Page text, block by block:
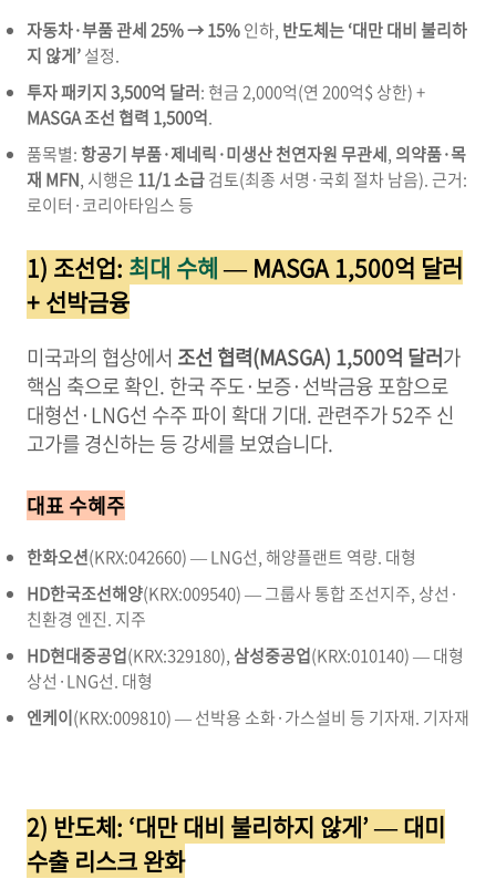
자동차·부품 관세 25% → 15%인하, 반도체는 ‘대만 대비 불리하
지 않게’설정.
투자 패키지 3,500억 달러: 현금 2,000억(연 200억$ 상한) +
MASGA 조선 협력 1,500억.
품목별: 항공기 부품·제네릭·미생산 천연자원 무관세, 의약품·목
재 MFN, 시행은 11/1 소급검토(최종 서명·국회 절차 남음).근거:
로이터·코리아타임스 등
1) 조선업: 최대 수혜— MASGA 1,500억 달러
+ 선박금융
미국과의 협상에서 조선 협력(MASGA) 1,500억 달러가
핵심 축으로 확인. 한국 주도·보증·선박금융 포함으로
대형선·LNG선 수주 파이 확대 기대. 관련주가 52주 신
고가를 경신하는 등 강세를 보였습니다.
대표 수혜주
한화오션(KRX:042660) — LNG선, 해양플랜트 역량. 대형
HD한국조선해양(KRX:009540) — 그룹사 통합 조선지주, 상선·
친환경 엔진. 지주
HD현대중공업(KRX:329180), 삼성중공업(KRX:010140) — 대형
상선·LNG선. 대형
엔케이(KRX:009810) — 선박용 소화·가스설비 등 기자재. 기자재
2) 반도체: ‘대만 대비 불리하지 않게’ — 대미
수출 리스크 완화